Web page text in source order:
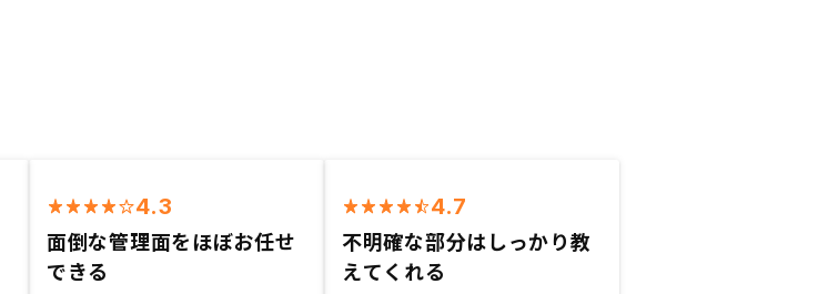
4.3
面倒な管理面をほぼお任せ
できる
4.7
不明確な部分はしっかり教
えてくれる